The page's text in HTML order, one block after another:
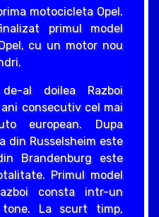
motocicleta Opel.
primul model
cu un motor nou
al doilea Razboi
ani consecutiv cel mai
european. Dupa
din Russelsheim este
Brandenburg este
Primul model
consta intr-un
La scurt timp,